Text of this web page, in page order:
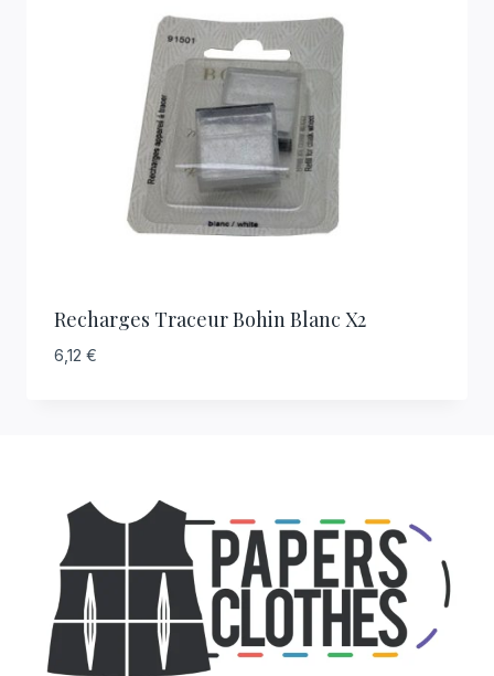
Recharges Traceur Bohin Blanc X2
6,12 €